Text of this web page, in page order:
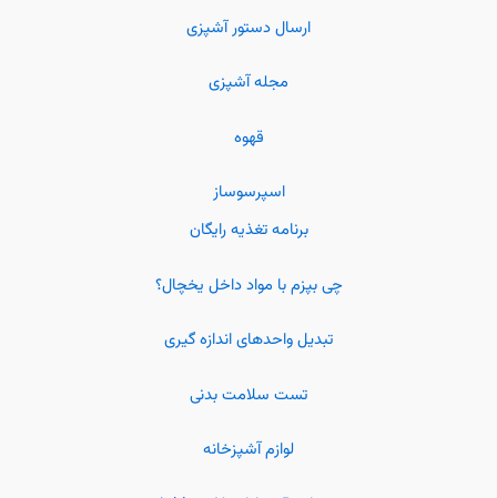
ارسال دستور آشپزی
مجله آشپزی
قهوه
اسپرسوساز
برنامه تغذیه رایگان
چی بپزم با مواد داخل یخچال؟
تبدیل واحدهای اندازه گیری
تست سلامت بدنی
لوازم آشپزخانه